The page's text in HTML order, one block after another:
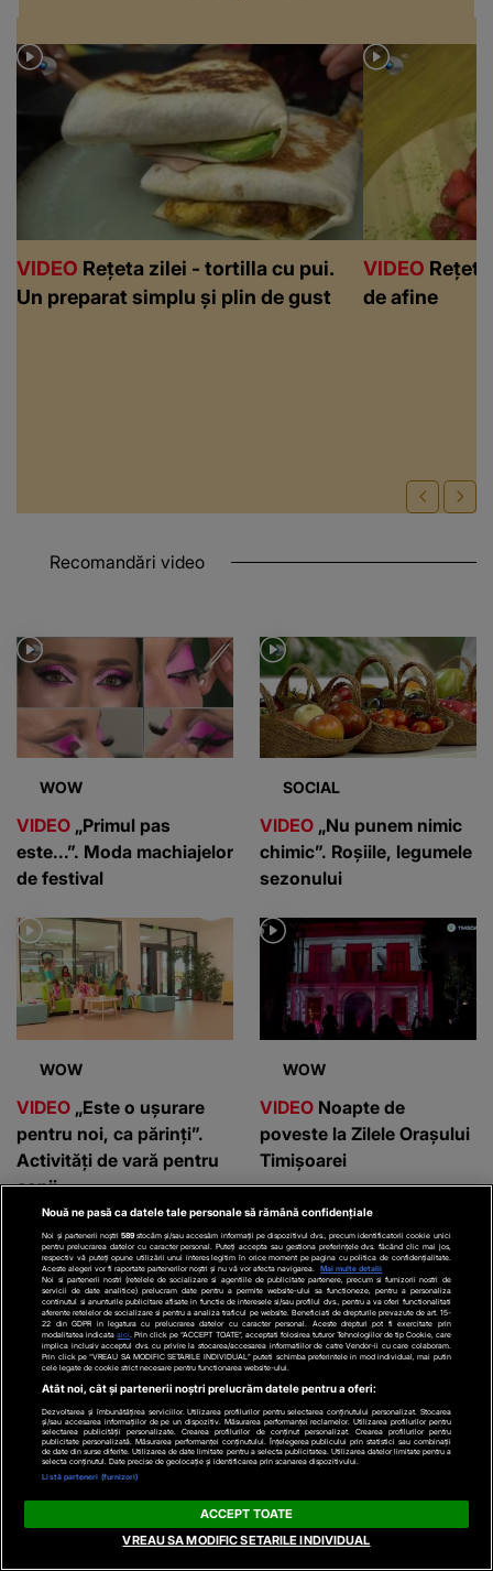
VIDEO Rețeta zilei - tortilla cu pui.
Un preparat simplu și plin de gust
VIDEO
de afine
Recomandări video
WOW
VIDEO „Primul pas
este...”. Moda machiajelor
de festival
SOCIAL
VIDEO „Nu punem nimic
chimic”. Roșiile, legumele
sezonului
WOW
VIDEO „Este o ușurare
pentru noi, ca părinți”.
Activități de vară pentru
copii
WOW
VIDEO Noapte de
poveste la Zilele Orașului
Timișoarei
Parteneri
KANALD.RO
Nouă ne pasă ca datele tale personale să rămână confidențiale
Noi și partenerii noștri 589stocăm și/sau accesăm informații pe dispozitivul dvs., precum identificatorii cookie unici
pentru prelucrarea datelor cu caracter personal. Puteți accepta sau gestiona preferințele dvs. făcând clic mai jos,
respectiv vă puteți opune utilizării unui interes legitim în orice moment pe pagina cu politica de confidențialitate.
Aceste alegeri vor fi raportate partenerilor noștri și nu vă vor afecta navigarea.
Mai multe detalii
Noi si partenerii nostri (retelele de socializare si agentiile de publicitate partenere, precum si furnizorii nostri de
servicii de date analitice) prelucram date pentru a permite website-ului sa functioneze, pentru a personaliza
continutul si anunturile publicitare afisate in functie de interesele si/sau profilul dvs., pentru a va oferi functionalitati
aferente retelelor de socializare si pentru a analiza traficul pe website. Beneficiati de drepturile prevazute de art. 15-
22 din GDPR in legatura cu prelucrarea datelor cu caracter personal. Aceste drepturi pot fi exercitate prin
modalitatea indicataaici . Prin click pe “ACCEPT TOATE”, acceptati folosirea tuturor Tehnologiilor de tip Cookie, care
implica inclusiv acceptul dvs. cu privire la stocarea/accesarea informatiilor de catre Vendor-ii cu care colaboram.
Prin click pe “VREAU SA MODIFIC SETARILE INDIVIDUAL” puteti schimba preferintele in mod individual, mai putin
cele legate de cookie strict necesare pentru functionarea website-ului.
Atât noi, cât și partenerii noștri prelucrăm datele pentru a oferi:
Dezvoltarea și îmbunătățirea serviciilor. Utilizarea profilurilor pentru selectarea conținutului personalizat. Stocarea
și/sau accesarea informațiilor de pe un dispozitiv. Măsurarea performanței reclamelor. Utilizarea profilurilor pentru
selectarea publicității personalizate. Crearea profilurilor de conținut personalizat. Crearea profilurilor pentru
publicitate personalizată. Măsurarea performanței conținutului. Înțelegerea publicului prin statistici sau combinații
de date din surse diferite. Utilizarea de date limitate pentru a selecta publicitatea. Utilizarea datelor limitate pentru a
selecta conținutul. Date precise de geolocație și identificarea prin scanarea dispozitivului.
Listă parteneri (furnizori)
ACCEPT TOATE
VREAU SA MODIFIC SETARILE INDIVIDUAL